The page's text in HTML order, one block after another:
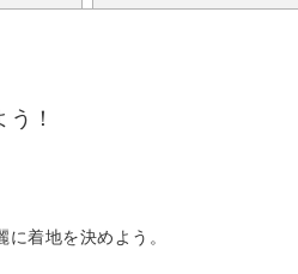
！
着地を決めよう。